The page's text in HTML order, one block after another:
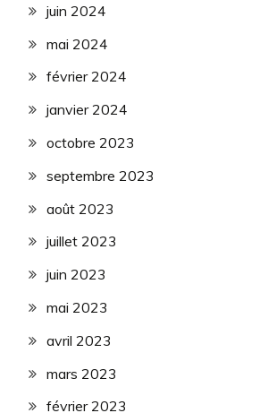
juin 2024
mai 2024
février 2024
janvier 2024
octobre 2023
septembre 2023
août 2023
juillet 2023
juin 2023
mai 2023
avril 2023
mars 2023
février 2023